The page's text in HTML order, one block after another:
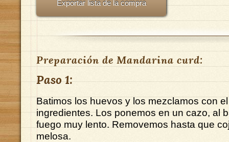
Exportar lista de la compra
Preparación de Mandarina curd:
Paso 1:
Batimos los huevos y los mezclamos con
ingredientes. Los ponemos en un cazo, al
fuego muy lento. Removemos hasta que
melosa.